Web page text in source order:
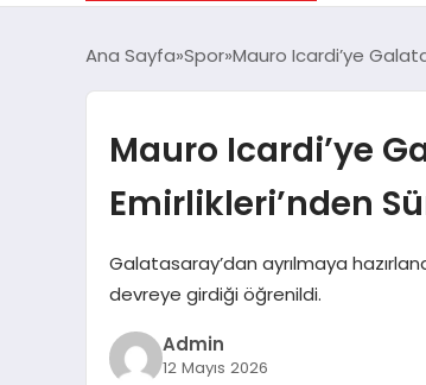
Ana Sayfa Spor Mauro Icardi’ye
Mauro Icardi’ye
Emirlikleri’nden
Galatasaray’dan ayrılmaya
devreye girdiği öğrenildi.
Admin
12 Mayıs 2026